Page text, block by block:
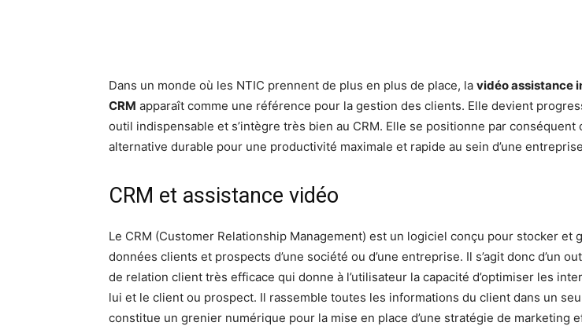
Dans un monde où les NTIC prennent de plus en plus de place, la vidéo assistance
CRM apparaît comme une référence pour la gestion des clients. Elle devient
outil indispensable et s’intègre très bien au CRM. Elle se positionne par conséquent
alternative durable pour une productivité maximale et rapide au sein d’une
CRM et assistance vidéo
Le CRM (Customer Relationship Management) est un logiciel conçu pour stocker et
données clients et prospects d’une société ou d’une entreprise. Il s’agit donc d’un
de relation client très efficace qui donne à l’utilisateur la capacité d’optimiser les
lui et le client ou prospect. Il rassemble toutes les informations du client dans un
constitue un grenier numérique pour la mise en place d’une stratégie de marketing